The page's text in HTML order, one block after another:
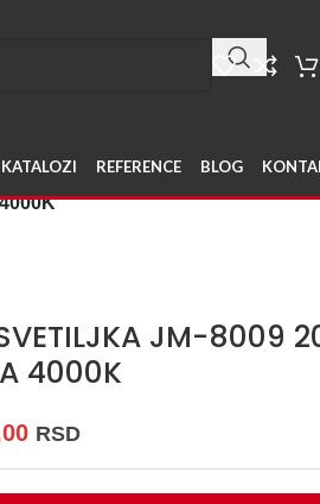
KATALOZI REFERENCE BLOG
JM-8009
4000K
RSD